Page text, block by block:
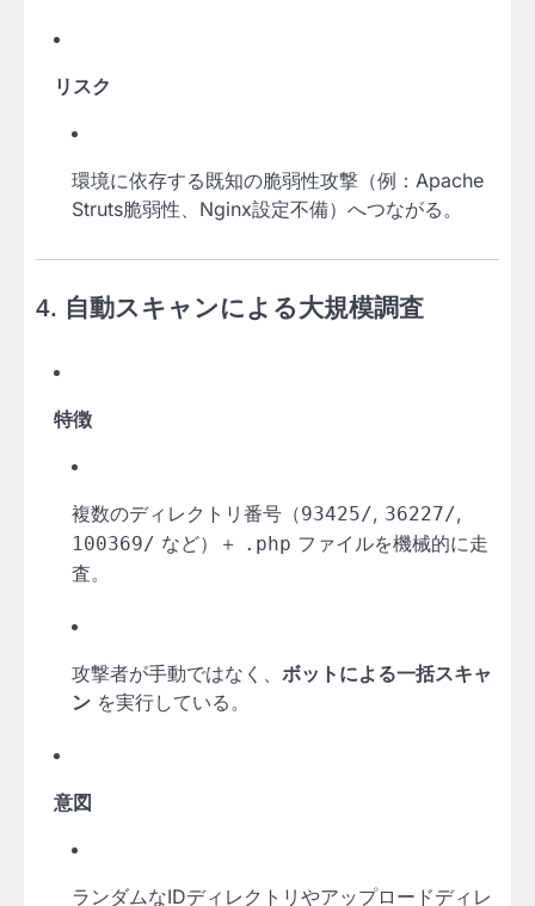
リスク
環境に依存する既知の脆弱性攻撃（例：Apache
Struts脆弱性、Nginx設定不備）へつながる。
4. 自動スキャンによる大規模調査
特徴
複数のディレクトリ番号（93425/, 36227/,
100369/ など）＋ .php ファイルを機械的に走
査。
攻撃者が手動ではなく、 ボットによる一括スキャ
ン を実行している。
意図
ランダムなIDディレクトリやアップロードディレ